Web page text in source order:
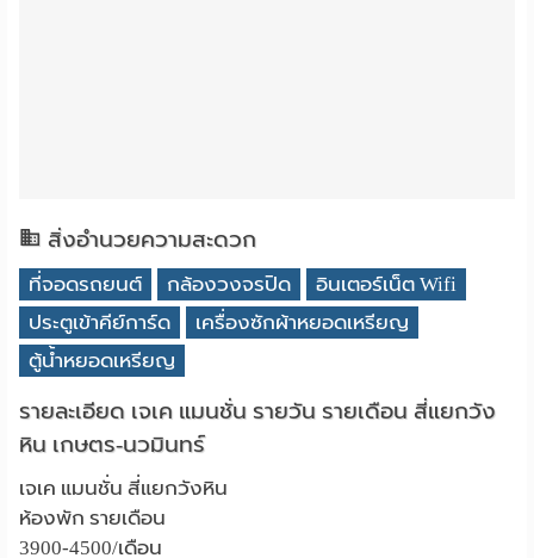
สิ่งอำนวยความสะดวก
ที่จอดรถยนต์ กล้องวงจรปิด
อินเตอร์เน็ต Wifi
ประตูเข้าคีย์การ์ด
เครื่องซักผ้าหยอดเหรียญ
ตู้น้ำหยอดเหรียญ
รายละเอียด เจเค แมนชั่น รายวัน รายเดือน สี่แยกวัง
หิน เกษตร-นวมินทร์
เจเค แมนชั่น สี่แยกวังหิน
ห้องพัก รายเดือน
3900-4500/เดือน